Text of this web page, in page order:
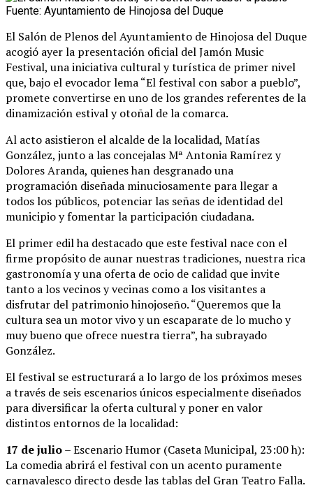
Fuente: Ayuntamiento de Hinojosa del Duque
El Salón de Plenos del Ayuntamiento de Hinojosa del Duque
acogió ayer la presentación oficial del Jamón Music
Festival, una iniciativa cultural y turística de primer nivel
que, bajo el evocador lema “El festival con sabor a pueblo”,
promete convertirse en uno de los grandes referentes de la
dinamización estival y otoñal de la comarca.
Al acto asistieron el alcalde de la localidad, Matías
González, junto a las concejalas Mª Antonia Ramírez y
Dolores Aranda, quienes han desgranado una
programación diseñada minuciosamente para llegar a
todos los públicos, potenciar las señas de identidad del
municipio y fomentar la participación ciudadana.
El primer edil ha destacado que este festival nace con el
firme propósito de aunar nuestras tradiciones, nuestra rica
gastronomía y una oferta de ocio de calidad que invite
tanto a los vecinos y vecinas como a los visitantes a
disfrutar del patrimonio hinojoseño. “Queremos que la
cultura sea un motor vivo y un escaparate de lo mucho y
muy bueno que ofrece nuestra tierra”, ha subrayado
González.
El festival se estructurará a lo largo de los próximos meses
a través de seis escenarios únicos especialmente diseñados
para diversificar la oferta cultural y poner en valor
distintos entornos de la localidad:
17 de julio– Escenario Humor (Caseta Municipal, 23:00 h):
La comedia abrirá el festival con un acento puramente
carnavalesco directo desde las tablas del Gran Teatro Falla.